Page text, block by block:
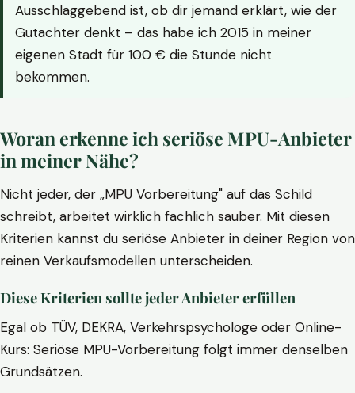
Ausschlaggebend ist, ob dir jemand erklärt, wie der
Gutachter denkt – das habe ich 2015 in meiner
eigenen Stadt für 100 € die Stunde nicht
bekommen.
Woran erkenne ich seriöse MPU-Anbieter
in meiner Nähe?
Nicht jeder, der „MPU Vorbereitung" auf das Schild
schreibt, arbeitet wirklich fachlich sauber. Mit diesen
Kriterien kannst du seriöse Anbieter in deiner Region von
reinen Verkaufsmodellen unterscheiden.
Diese Kriterien sollte jeder Anbieter erfüllen
Egal ob TÜV, DEKRA, Verkehrspsychologe oder Online-
Kurs: Seriöse MPU-Vorbereitung folgt immer denselben
Grundsätzen.